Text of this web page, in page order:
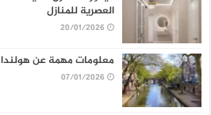
العصرية للمنازل
20/01/2026
معلومات مهمة عن هولندا 2026
07/01/2026